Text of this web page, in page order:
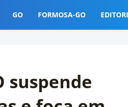
GO FORMOSA-GO
suspende